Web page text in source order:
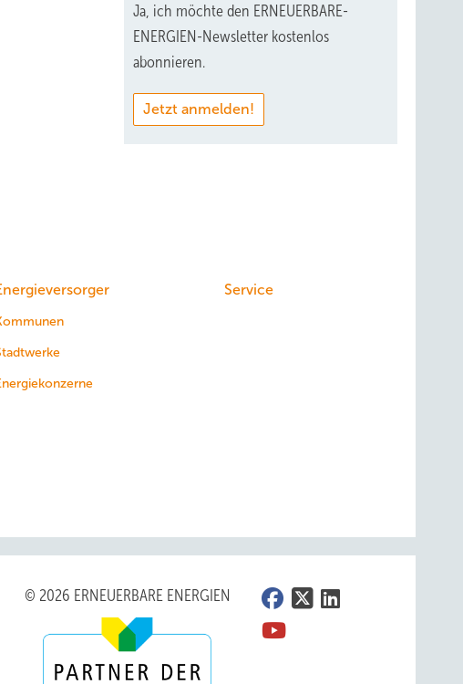
Ja, ich möchte den ERNEUERBARE-
ENERGIEN-Newsletter kostenlos
abonnieren.
Jetzt anmelden!
Service
© 2026 ERNEUERBARE ENERGIEN